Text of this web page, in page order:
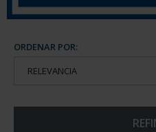
ORDENAR POR: